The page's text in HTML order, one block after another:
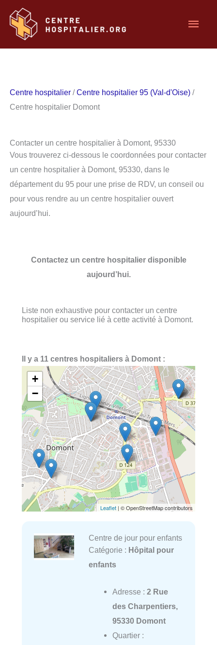
contenu
Centre hospitalier /Centre hospitalier 95 (Val-d'Oise) /
Centre hospitalier Domont
Contacter un centre hospitalier à Domont, 95330
Vous trouverez ci-dessous le coordonnées pour contacter
un centre hospitalier à Domont, 95330, dans le
département du 95 pour une prise de RDV, un conseil ou
pour vous rendre au un centre hospitalier ouvert
aujourd’hui.
Contactez un centre hospitalier disponible
aujourd’hui.
Liste non exhaustive pour contacter un centre
hospitalier ou service lié à cette activité à Domont.
Il y a 11 centres hospitaliers à Domont :
+
−
Leaflet | © OpenStreetMap contributors
Centre de jour pour enfants
Catégorie : Hôpital pour
enfants
Adresse : 2 Rue
des Charpentiers,
95330 Domont
Quartier :